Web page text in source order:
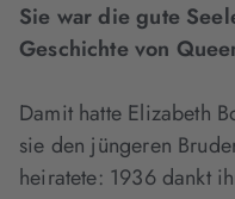
Sie war die gute
Geschichte von
Damit hatte Elizabeth
sie den jüngeren
heiratete: 1936 dankt